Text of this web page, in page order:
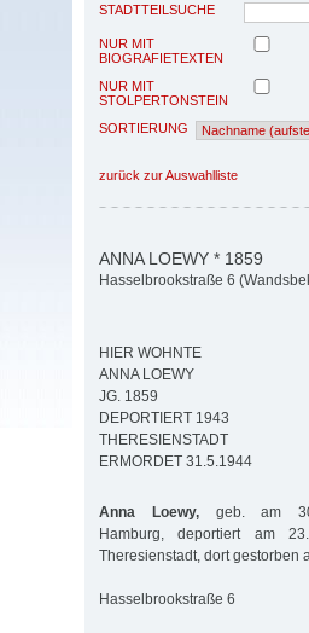
STADTTEILSUCHE
NUR MIT
BIOGRAFIETEXTEN
NUR MIT
STOLPERTONSTEIN
SORTIERUNG
zurück zur Auswahlliste
ANNA LOEWY * 1859
Hasselbrookstraße 6
HIER WOHNTE
ANNA LOEWY
JG. 1859
DEPORTIERT 1943
THERESIENSTADT
ERMORDET 31.5.1944
Anna Loewy,geb. am
Hamburg, deportiert am
Theresienstadt, dort gestorben
Hasselbrookstraße 6